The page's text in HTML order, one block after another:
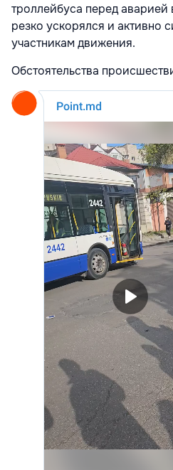
троллейбуса перед аварией
резко ускорялся и активно
участникам движения.
Обстоятельства